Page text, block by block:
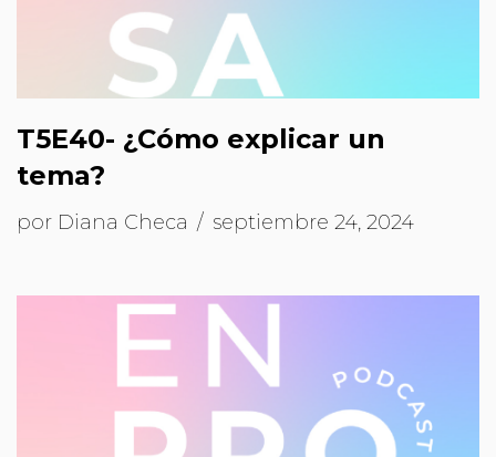
T5E40- ¿Cómo explicar un
tema?
por Diana Checa septiembre 24, 2024